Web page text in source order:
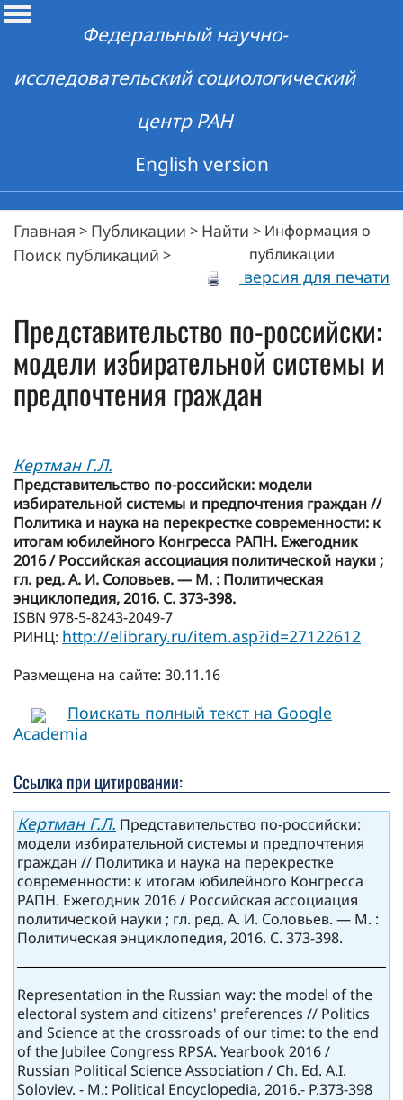
Федеральный научно-
исследовательский социологический
центр РАН
English version
Главная > Публикации > Найти >
Поиск публикаций >
Информация о
публикации
версия для печати
Представительство по-российски:
модели избирательной системы и
предпочтения граждан
Кертман Г.Л.
Представительство по-российски: модели
избирательной системы и предпочтения граждан //
Политика и наука на перекрестке современности: к
итогам юбилейного Конгресса РАПН. Ежегодник
2016 / Российская ассоциация политической науки ;
гл. ред. А. И. Соловьев. — М. : Политическая
энциклопедия, 2016. С. 373-398.
ISBN 978-5-8243-2049-7
РИНЦ: http://elibrary.ru/item.asp?id=27122612
Размещена на сайте: 30.11.16
Поискать полный текст на Google
Academia
Ссылка при цитировании:
Кертман Г.Л. Представительство по-российски:
модели избирательной системы и предпочтения
граждан // Политика и наука на перекрестке
современности: к итогам юбилейного Конгресса
РАПН. Ежегодник 2016 / Российская ассоциация
политической науки ; гл. ред. А. И. Соловьев. — М. :
Политическая энциклопедия, 2016. С. 373-398.
Representation in the Russian way: the model of the
electoral system and citizens' preferences // Politics
and Science at the crossroads of our time: to the end
of the Jubilee Congress RPSA. Yearbook 2016 /
Russian Political Science Association / Ch. Ed. A.I.
Soloviev. - M.: Political Encyclopedia, 2016.- P.373-398